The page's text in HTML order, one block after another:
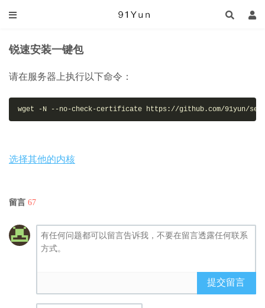
锐速安装一键包
请在服务器上执行以下命令：
wget -N --no-check-certificate https://github.com/91yun/
选择其他的内核
留言 67
提交留言